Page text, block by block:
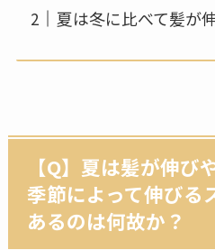
夏は冬に比べて髪が
【Q】夏は髪が伸び
季節によって伸びる
あるのは何故か？